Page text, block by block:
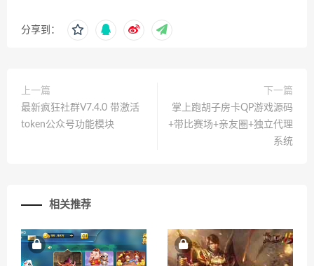
分享到：
上一篇
最新疯狂社群V7.4.0 带激活
token公众号功能模块
下一篇
掌上跑胡子房卡QP游戏源码
+带比赛场+亲友圈+独立代理
系统
相关推荐